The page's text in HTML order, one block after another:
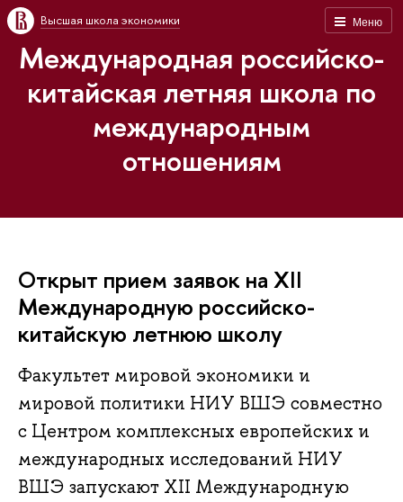
Меню
Высшая школа экономики
Международная российско-
китайская летняя школа по
международным
отношениям
Открыт прием заявок на XII
Международную российско-
китайскую летнюю школу
Факультет мировой экономики и
мировой политики НИУ ВШЭ совместно
с Центром комплексных европейских и
международных исследований НИУ
ВШЭ запускают XII Международную